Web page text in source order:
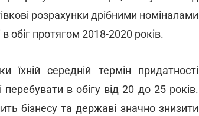
розрахунки дрібними номіналами
обіг протягом 2018-2020 років.
їхній середній термін придатності
в обігу від 20 до 25 років.
бізнесу та державі значно знизити